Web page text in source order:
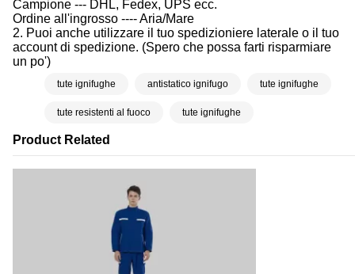
Product Related
Campione --- DHL, Fedex, UPS ecc.
Ordine all'ingrosso ---- Aria/Mare
2. Puoi anche utilizzare il tuo spedizioniere laterale o il tuo
account di spedizione. (Spero che possa farti risparmiare
un po')
tute ignifughe antistatico ignifugo tute ignifughe
tute resistenti al fuoco tute ignifughe